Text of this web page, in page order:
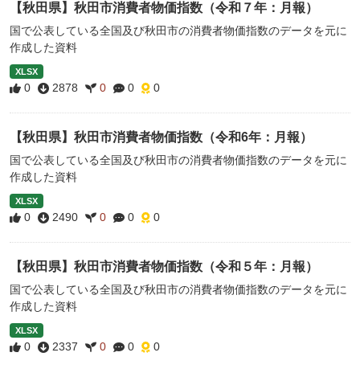
【秋田県】秋田市消費者物価指数（令和７年：月報）
国で公表している全国及び秋田市の消費者物価指数のデータを元に
作成した資料
XLSX
0 2878 0 0 0
【秋田県】秋田市消費者物価指数（令和6年：月報）
国で公表している全国及び秋田市の消費者物価指数のデータを元に
作成した資料
XLSX
0 2490 0 0 0
【秋田県】秋田市消費者物価指数（令和５年：月報）
国で公表している全国及び秋田市の消費者物価指数のデータを元に
作成した資料
XLSX
0 2337 0 0 0